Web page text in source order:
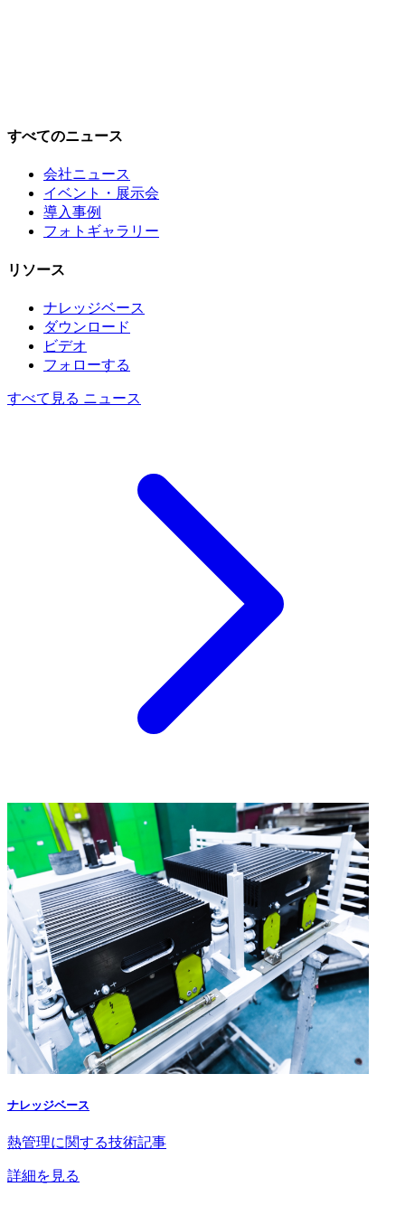
すべてのニュース
会社ニュース
イベント・展示会
導入事例
フォトギャラリー
リソース
ナレッジベース
ダウンロード
ビデオ
フォローする
すべて見る ニュース
ナレッジベース
熱管理に関する技術記事
詳細を見る